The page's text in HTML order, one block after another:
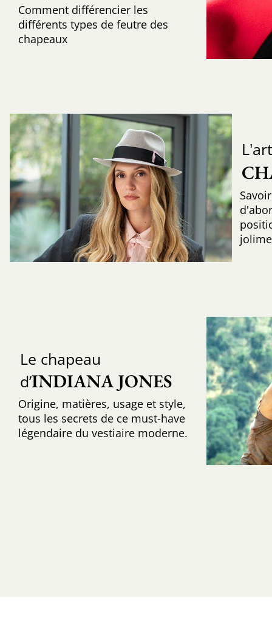
Comment différencier les
différents types de feutre des
chapeaux
Le chapeau
d’INDIANA JONES
Origine, matières, usage et style,
tous les secrets de ce must-have
légendaire du vestiaire moderne.